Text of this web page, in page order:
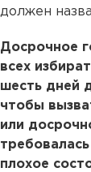
должен
Досрочное
всех
шесть дней
чтобы
или
плохое